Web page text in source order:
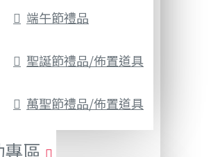
端午節禮品
聖誕節禮品/佈置道具
萬聖節禮品/佈置道具
區